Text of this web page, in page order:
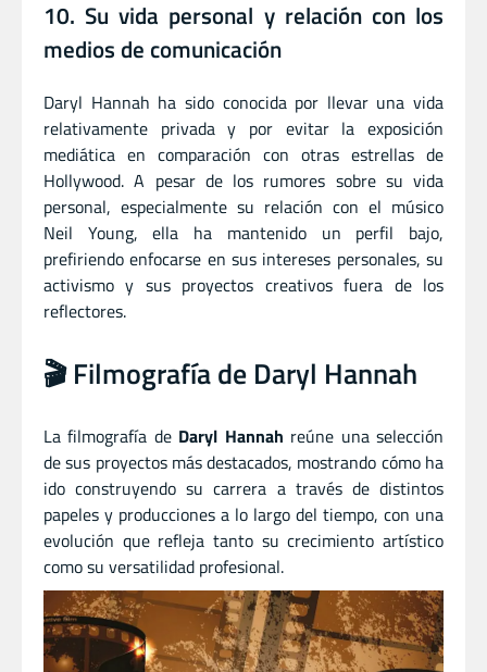
10. Su vida personal y relación con los
medios de comunicación
Daryl Hannah ha sido conocida por llevar una vida
relativamente privada y por evitar la exposición
mediática en comparación con otras estrellas de
Hollywood. A pesar de los rumores sobre su vida
personal, especialmente su relación con el músico
Neil Young, ella ha mantenido un perfil bajo,
prefiriendo enfocarse en sus intereses personales, su
activismo y sus proyectos creativos fuera de los
reflectores.
🎬 Filmografía de Daryl Hannah
La filmografía de Daryl Hannah reúne una selección
de sus proyectos más destacados, mostrando cómo ha
ido construyendo su carrera a través de distintos
papeles y producciones a lo largo del tiempo, con una
evolución que refleja tanto su crecimiento artístico
como su versatilidad profesional.